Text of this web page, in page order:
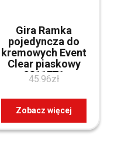
Gira Ramka
pojedyncza do
kremowych Event
Clear piaskowy
0211771
45.96zł
Zobacz więcej